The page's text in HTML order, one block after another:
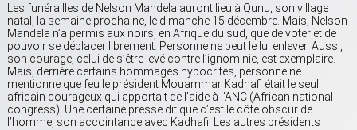
Les funérailles de Nelson Mandela auront lieu à Qunu, son village
natal, la semaine prochaine, le dimanche 15 décembre. Mais, Nelson
Mandela n’a permis aux noirs, en Afrique du sud, que de voter et de
pouvoir se déplacer librement. Personne ne peut le lui enlever. Aussi,
son courage, celui de s’être levé contre l’ignominie, est exemplaire.
Mais, derrière certains hommages hypocrites, personne ne
mentionne que feu le président Mouammar Kadhafi était le seul
africain courageux qui apportait de l’aide à l’ANC (African national
congress). Une certaine presse dit que c’est le côté obscur de
l’homme, son accointance avec Kadhafi. Les autres présidents